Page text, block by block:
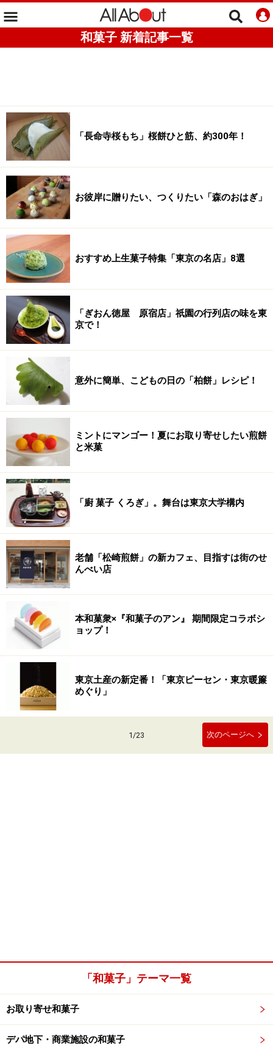
和菓子 新着記事一覧
「長命寺桜もち」桜餅ひと筋、約300年！
お彼岸に贈りたい、つくりたい「森のおはぎ」
おすすめ上生菓子特集「東京の名店」8選
「ぎおん徳屋 原宿店」祇園の行列店の味を東
京で！
意外に簡単、こどもの日の「柏餅」レシピ！
ミントにマンゴー！夏にお取り寄せしたい煎餅
と米菓
「廚 菓子 くろぎ」。舞台は東京大学構内
老舗「松崎煎餅」の新カフェ、目指すは街のせ
んべい店
本和菓衆×『和菓子のアン』 期間限定コラボシ
ョップ！
東京土産の新定番！「東京ピーセン・東京暖簾
めぐり」
1/23 次のページへ
「和菓子」テーマ一覧
お取り寄せ和菓子
デパ地下・商業施設の和菓子